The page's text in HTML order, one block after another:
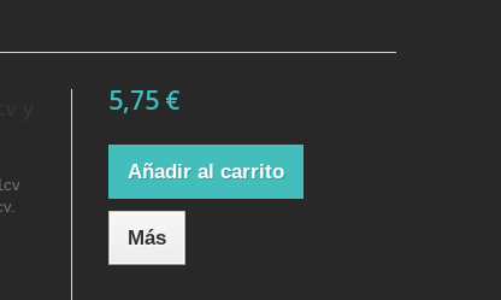
5,75 €
Añadir al carrito
Más